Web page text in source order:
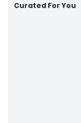
Curated For You